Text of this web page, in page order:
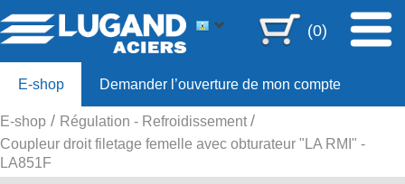
(0)
E-shop Demander l’ouverture de mon compte
Offre 80ans
E-shop
Régulation - Refroidissement
Coupleur droit filetage femelle avec obturateur "LA RMI" -
LA851F